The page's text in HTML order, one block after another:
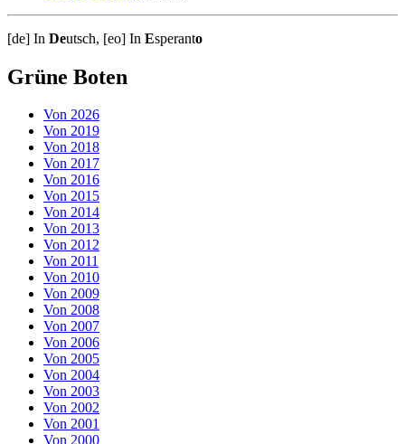
[de] In Deutsch, [eo] In Esperanto
Grüne Boten
Von 2026
Von 2019
Von 2018
Von 2017
Von 2016
Von 2015
Von 2014
Von 2013
Von 2012
Von 2011
Von 2010
Von 2009
Von 2008
Von 2007
Von 2006
Von 2005
Von 2004
Von 2003
Von 2002
Von 2001
Von 2000